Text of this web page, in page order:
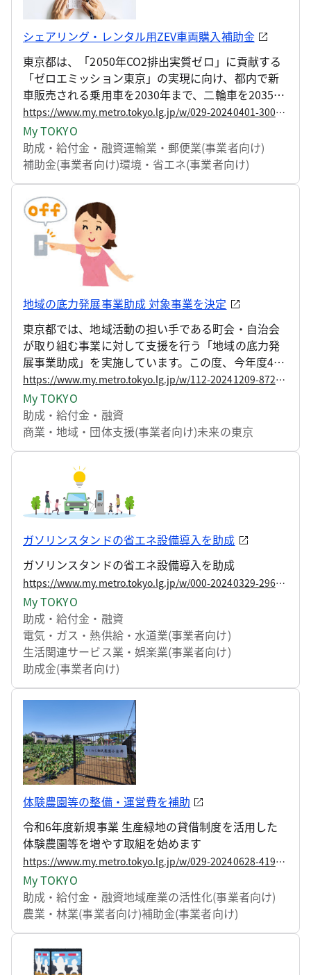
シェアリング・レンタル用ZEV車両購入補助金
東京都は、「2050年CO2排出実質ゼロ」に貢献する
「ゼロエミッション東京」の実現に向け、都内で新
車販売される乗用車を2030年まで、二輪車を2035年
までに100％非ガソリン化することを目指していま
す。
https://www.my.metro.tokyo.lg.jp/w/029-20240401-30088221
My TOKYO
助成・給付金・融資運輸業・郵便業(事業者向け)
補助金(事業者向け)環境・省エネ(事業者向け)
地域の底力発展事業助成 対象事業を決定
東京都では、地域活動の担い手である町会・自治会
が取り組む事業に対して支援を行う「地域の底力発
展事業助成」を実施しています。この度、今年度4回
目の助成対象事業を決定しましたので、お知らせし
ます。
https://www.my.metro.tokyo.lg.jp/w/112-20241209-87228542
My TOKYO
助成・給付金・融資
商業・地域・団体支援(事業者向け)未来の東京
ガソリンスタンドの省エネ設備導入を助成
ガソリンスタンドの省エネ設備導入を助成
https://www.my.metro.tokyo.lg.jp/w/000-20240329-29610168
My TOKYO
助成・給付金・融資
電気・ガス・熱供給・水道業(事業者向け)
生活関連サービス業・娯楽業(事業者向け)
助成金(事業者向け)
体験農園等の整備・運営費を補助
令和6年度新規事業 生産緑地の貸借制度を活用した
体験農園等を増やす取組を始めます
https://www.my.metro.tokyo.lg.jp/w/029-20240628-41987258
My TOKYO
助成・給付金・融資地域産業の活性化(事業者向け)
農業・林業(事業者向け)補助金(事業者向け)